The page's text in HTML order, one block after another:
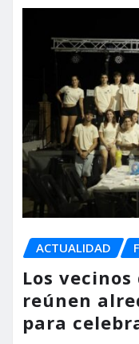
ACTUALIDAD
Los
reúnen
para